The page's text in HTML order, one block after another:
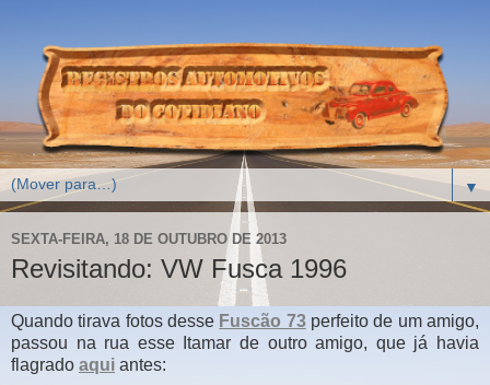
▼
SEXTA-FEIRA, 18 DE OUTUBRO DE 2013
Revisitando: VW Fusca 1996
Quando tirava fotos desse Fuscão 73perfeito de um amigo,
passou na rua esse Itamar de outro amigo, que já havia
flagrado aqui antes: